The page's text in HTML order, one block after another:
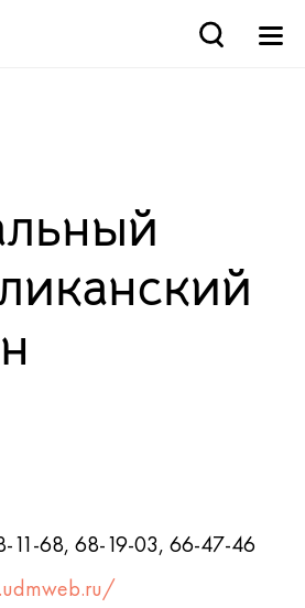
11-68, 68-19-03, 66-47-46